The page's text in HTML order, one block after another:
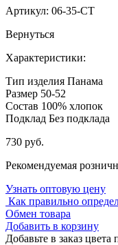
Артикул: 06-35-CT
Вернуться
Характеристики:
Тип изделия Панама
Размер 50-52
Состав 100% хлопок
Подклад Без подклада
730 руб.
Рекомендуемая
Узнать оптовую цену
Как правильно
Обмен товара
Добавить в корзину
Добавьте в заказ